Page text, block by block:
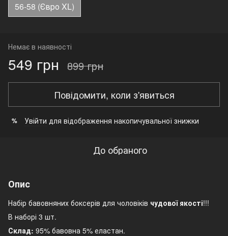
56-58 (Євро XL)
Немає в наявності
549 грн 899 грн
Повідомити, коли з'явиться
% Увійти для відображення накопичувальної знижки
До обраного
Опис
Набір бавовняних боксерів для чоловіків чудової якості!!!
В наборі 3 шт.
Склад: 95% бавовна 5% еластан.